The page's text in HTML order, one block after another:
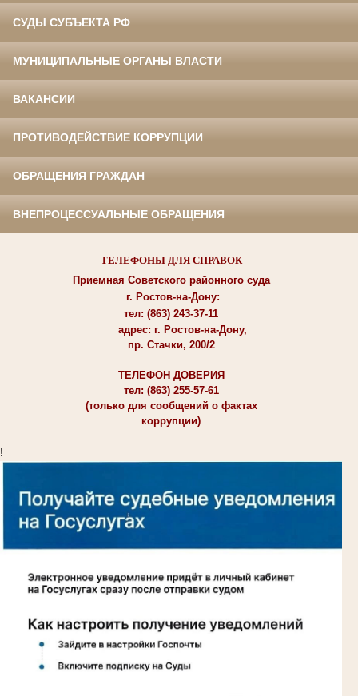
СУДЫ СУБЪЕКТА РФ
МУНИЦИПАЛЬНЫЕ ОРГАНЫ ВЛАСТИ
ВАКАНСИИ
ПРОТИВОДЕЙСТВИЕ КОРРУПЦИИ
ОБРАЩЕНИЯ ГРАЖДАН
ВНЕПРОЦЕССУАЛЬНЫЕ ОБРАЩЕНИЯ
ТЕЛЕФОНЫ ДЛЯ СПРАВОК
Приемная Советского районного суда
г. Ростов-на-Дону:
тел: (863) 243-37-11
адрес: г. Ростов-на-Дону,
пр. Стачки, 200/2
ТЕЛЕФОН ДОВЕРИЯ
тел: (863) 255-57-61
(только для сообщений о фактах
коррупции)
!